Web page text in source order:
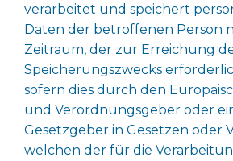
verarbeitet und speichert
Daten der betroffenen Person
Zeitraum, der zur Erreichung
Speicherungszwecks
sofern dies durch den
und Verordnungsgeber oder
Gesetzgeber in Gesetzen oder
welchen der für die